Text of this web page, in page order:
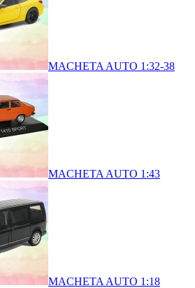
MACHETA AUTO 1:32-38
MACHETA AUTO 1:43
MACHETA AUTO 1:18